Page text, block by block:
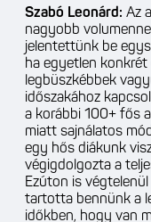
Szabó Leonárd: Az
nagyobb
jelentettünk be
ha egyetlen konkrét
legbüszkébbek
időszakához
a korábbi 100+ fős
miatt sajnálatos
egy hős diákunk
végigdolgozta a
Ezúton is
tartotta bennünk a
időkben, hogy van